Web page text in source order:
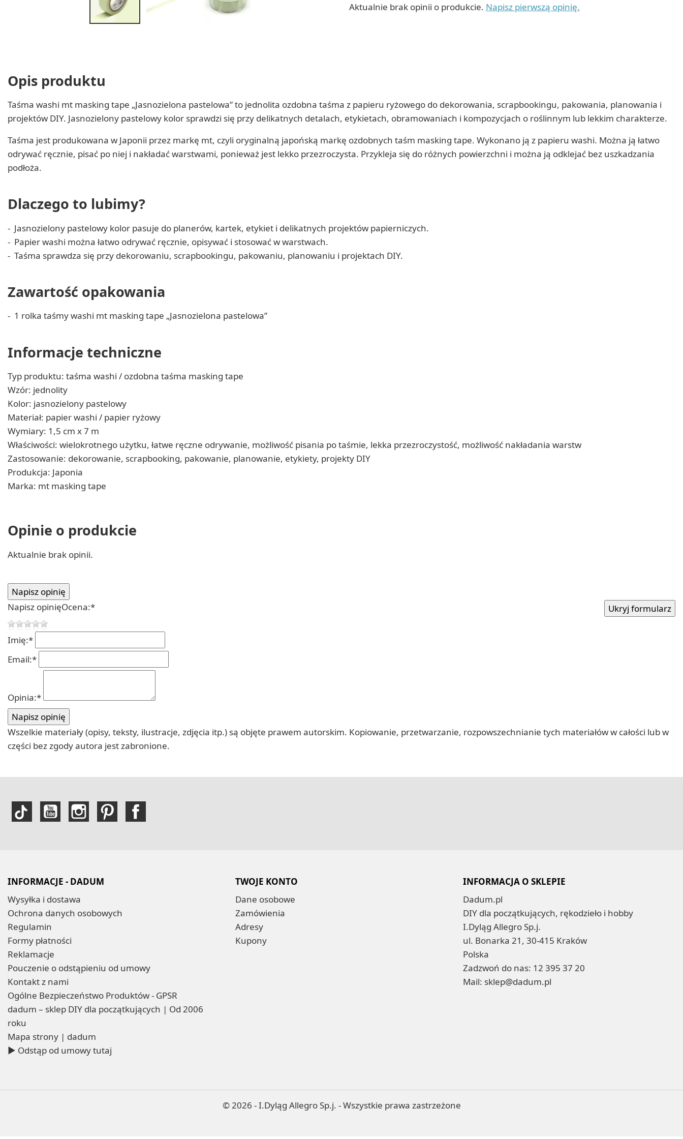
Aktualnie brak opinii o produkcie. Napisz pierwszą opinię.
Opis produktu
Taśma washi mt masking tape „Jasnozielona pastelowa” to jednolita ozdobna taśma z papieru ryżowego do dekorowania, scrapbookingu, pakowania, planowania i
projektów DIY. Jasnozielony pastelowy kolor sprawdzi się przy delikatnych detalach, etykietach, obramowaniach i kompozycjach o roślinnym lub lekkim charakterze.
Taśma jest produkowana w Japonii przez markę mt, czyli oryginalną japońską markę ozdobnych taśm masking tape. Wykonano ją z papieru washi. Można ją łatwo
odrywać ręcznie, pisać po niej i nakładać warstwami, ponieważ jest lekko przezroczysta. Przykleja się do różnych powierzchni i można ją odklejać bez uszkadzania
podłoża.
Dlaczego to lubimy?
Jasnozielony pastelowy kolor pasuje do planerów, kartek, etykiet i delikatnych projektów papierniczych.
Papier washi można łatwo odrywać ręcznie, opisywać i stosować w warstwach.
Taśma sprawdza się przy dekorowaniu, scrapbookingu, pakowaniu, planowaniu i projektach DIY.
Zawartość opakowania
1 rolka taśmy washi mt masking tape „Jasnozielona pastelowa”
Informacje techniczne
Typ produktu: taśma washi / ozdobna taśma masking tape
Wzór: jednolity
Kolor: jasnozielony pastelowy
Materiał: papier washi / papier ryżowy
Wymiary: 1,5 cm x 7 m
Właściwości: wielokrotnego użytku, łatwe ręczne odrywanie, możliwość pisania po taśmie, lekka przezroczystość, możliwość nakładania warstw
Zastosowanie: dekorowanie, scrapbooking, pakowanie, planowanie, etykiety, projekty DIY
Produkcja: Japonia
Marka: mt masking tape
Opinie o produkcie
Aktualnie brak opinii.
Napisz opinięOcena:*
Imię:*
Email:*
Opinia:*
Wszelkie materiały (opisy, teksty, ilustracje, zdjęcia itp.) są objęte prawem autorskim. Kopiowanie, przetwarzanie, rozpowszechnianie tych materiałów w całości lub w
części bez zgody autora jest zabronione.
INFORMACJE - DADUM
Wysyłka i dostawa
Ochrona danych osobowych
Regulamin
Formy płatności
Reklamacje
Pouczenie o odstąpieniu od umowy
Kontakt z nami
Ogólne Bezpieczeństwo Produktów - GPSR
dadum – sklep DIY dla początkujących | Od 2006
roku
Mapa strony | dadum
▶ Odstąp od umowy tutaj
TWOJE KONTO
Dane osobowe
Zamówienia
Adresy
Kupony
INFORMACJA O SKLEPIE
Dadum.pl
DIY dla początkujących, rękodzieło i hobby
I.Dyląg Allegro Sp.j.
ul. Bonarka 21, 30-415 Kraków
Polska
Zadzwoń do nas: 12 395 37 20
Mail: sklep@dadum.pl
© 2026 - I.Dyląg Allegro Sp.j. - Wszystkie prawa zastrzeżone